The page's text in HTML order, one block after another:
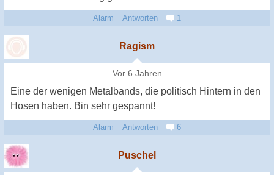
Alarm Antworten 1
Ragism
Vor 6 Jahren
Eine der wenigen Metalbands, die politisch Hintern in den
Hosen haben. Bin sehr gespannt!
Alarm Antworten 6
Puschel